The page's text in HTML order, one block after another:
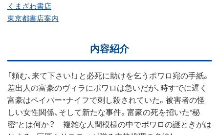
くまざわ書店
東京都書店案内
内容紹介
「頼む、来て下さい！」と必死に助けを乞うポワロ宛の手紙。
差出人の富豪のヴィラにポワロは急いだが、時すでに遅く
富豪はペイパー・ナイフで刺し殺されていた。被害者の怪
しい女性関係、そして新たな事件。富豪の死を招いた“秘
密”とは何か？ 複雑な人間模様の中でポワロの謎ときがは